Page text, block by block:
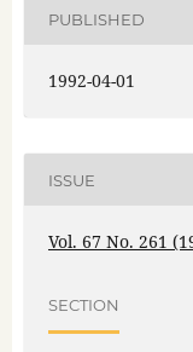
PUBLISHED
1992-04-01
ISSUE
Vol. 67 No. 261
SECTION